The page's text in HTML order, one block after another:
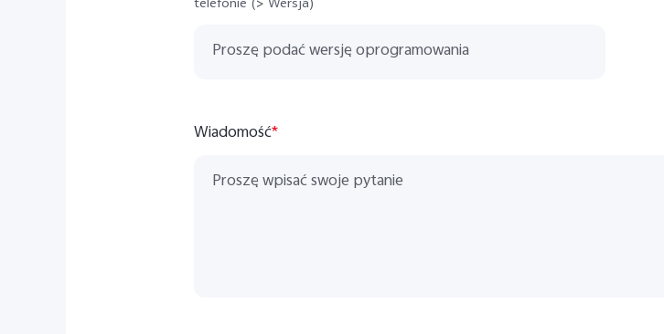
telefonie (> Wersja)
Wiadomość*